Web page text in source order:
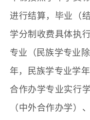
进行结算，毕业（
学分制收费具体执
专业（民族学专业
年，民族学专业学
合作办学专业实行
（中外合作办学）